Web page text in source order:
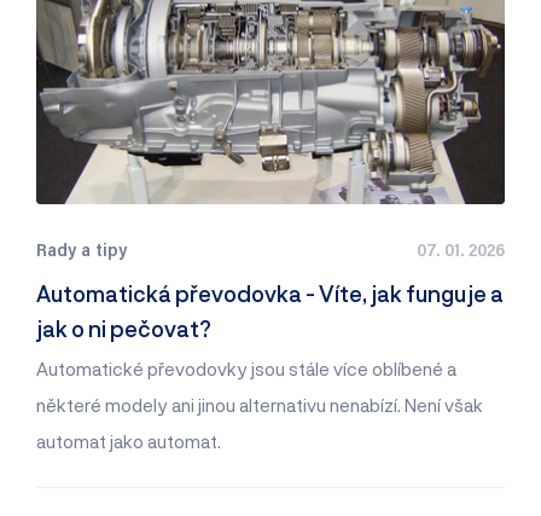
Rady a tipy 07. 01. 2026
Automatická převodovka - Víte, jak funguje a
jak o ni pečovat?
Automatické převodovky jsou stále více oblíbené a
některé modely ani jinou alternativu nenabízí. Není však
automat jako automat.